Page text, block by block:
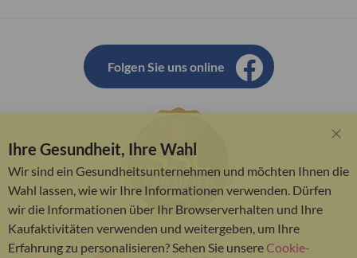
Folgen Sie uns online
Bar
Ihre Gesundheit, Ihre Wahl
Wir sind ein Gesundheitsunternehmen und möchten Ihnen die
Wahl lassen, wie wir Ihre Informationen verwenden. Dürfen
wir die Informationen über Ihr Browserverhalten und Ihre
Kaufaktivitäten verwenden und weitergeben, um Ihre
Erfahrung zu personalisieren? Sehen Sie unsereCookie-